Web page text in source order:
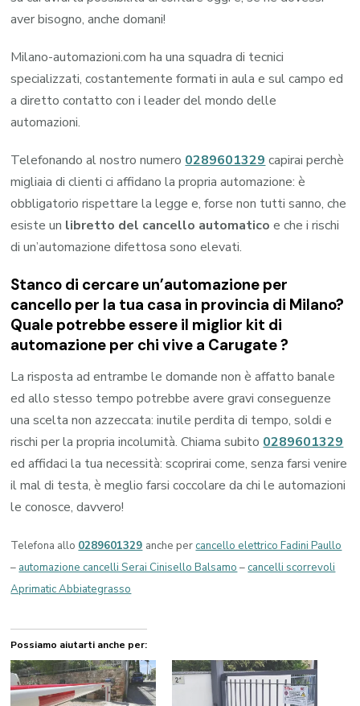
aver bisogno, anche domani!
Milano-automazioni.com ha una squadra di tecnici
specializzati, costantemente formati in aula e sul campo ed
a diretto contatto con i leader del mondo delle
automazioni.
Telefonando al nostro numero 0289601329 capirai perchè
migliaia di clienti ci affidano la propria automazione: è
obbligatorio rispettare la legge e, forse non tutti sanno, che
esiste un libretto del cancello automatico e che i rischi
di un’automazione difettosa sono elevati.
Stanco di cercare un’automazione per
cancello per la tua casa in provincia di Milano?
Quale potrebbe essere il miglior kit di
automazione per chi vive a Carugate?
La risposta ad entrambe le domande non è affatto banale
ed allo stesso tempo potrebbe avere gravi conseguenze
una scelta non azzeccata: inutile perdita di tempo, soldi e
rischi per la propria incolumità. Chiama subito 0289601329
ed affidaci la tua necessità: scoprirai come, senza farsi venire
il mal di testa, è meglio farsi coccolare da chi le automazioni
le conosce, davvero!
Telefona allo 0289601329 anche percancello elettrico Fadini Paullo
– automazione cancelli Serai Cinisello Balsamo –cancelli scorrevoli
Aprimatic Abbiategrasso
Possiamo aiutarti anche per: